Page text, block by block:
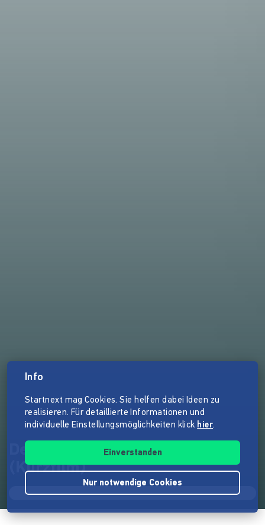
Der unberührte Garten
(Kurzfilm)
Info
Startnext mag Cookies. Sie helfen dabei Ideen zu
realisieren. Für detaillierte Informationen und
individuelle Einstellungsmöglichkeiten klick hier.
Einverstanden
Nur notwendige Cookies